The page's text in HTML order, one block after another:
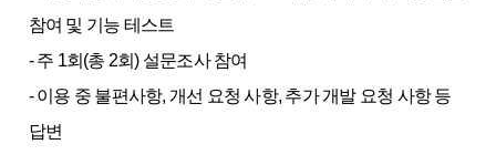
참여 및 기능 테스트
- 주 1회(총 2회) 설문조사 참여
- 이용 중 불편사항, 개선 요청 사항, 추가 개발 요청 사항 등
답변